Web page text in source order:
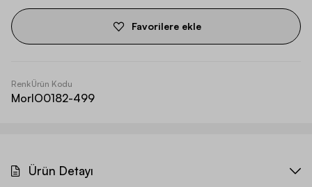
Favorilere ekle
Renk
Mor
Ürün Kodu
IO0182-499
Ürün Detayı